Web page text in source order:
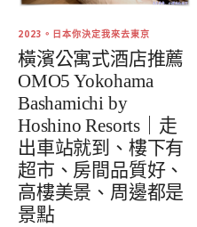
2023。日本你決定我來去東京
橫濱公寓式酒店推薦
OMO5 Yokohama
Bashamichi by
Hoshino Resorts｜走
出車站就到、樓下有
超市、房間品質好、
高樓美景、周邊都是
景點